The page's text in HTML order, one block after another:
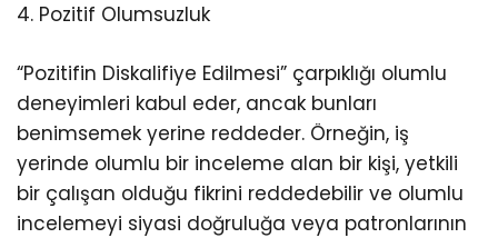
4. Pozitif Olumsuzluk
“Pozitifin Diskalifiye Edilmesi” çarpıklığı olumlu
deneyimleri kabul eder, ancak bunları
benimsemek yerine reddeder. Örneğin, iş
yerinde olumlu bir inceleme alan bir kişi, yetkili
bir çalışan olduğu fikrini reddedebilir ve olumlu
incelemeyi siyasi doğruluğa veya patronlarının